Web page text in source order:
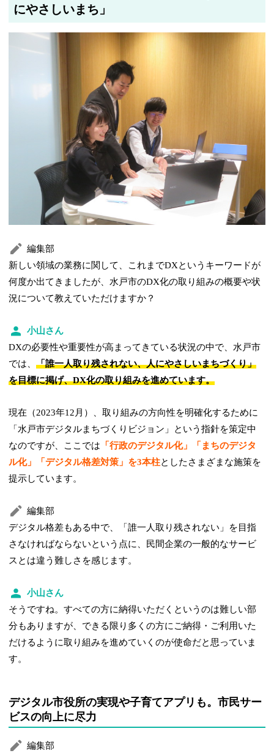
にやさしいまち」
編集部
新しい領域の業務に関して、これまでDXというキーワードが
何度か出てきましたが、水戸市のDX化の取り組みの概要や状
況について教えていただけますか？
小山さん
DXの必要性や重要性が高まってきている状況の中で、水戸市
では、「誰一人取り残されない、人にやさしいまちづくり」
を目標に掲げ、DX化の取り組みを進めています。
現在（2023年12月）、取り組みの方向性を明確化するために
「水戸市デジタルまちづくりビジョン」という指針を策定中
なのですが、ここでは 「行政のデジタル化」「まちのデジタ
ル化」「デジタル格差対策」を3本柱としたさまざまな施策を
提示しています。
編集部
デジタル格差もある中で、「誰一人取り残されない」を目指
さなければならないという点に、民間企業の一般的なサービ
スとは違う難しさを感じます。
小山さん
そうですね。すべての方に納得いただくというのは難しい部
分もありますが、できる限り多くの方にご納得・ご利用いた
だけるように取り組みを進めていくのが使命だと思っていま
す。
デジタル市役所の実現や子育てアプリも。市民サー
ビスの向上に尽力
編集部